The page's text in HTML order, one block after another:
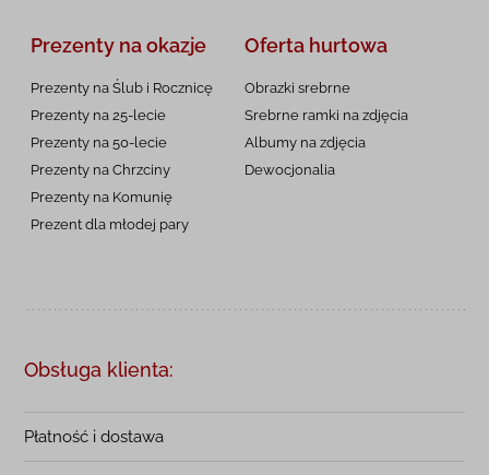
Prezenty na okazje
Prezenty na Ślub i Rocznicę
Prezenty na 25-lecie
Prezenty na 50-lecie
Prezenty na Chrzciny
Prezenty na Komunię
Prezent dla młodej pary
Oferta hurtowa
Obrazki srebrne
Srebrne ramki na zdjęcia
Albumy na zdjęcia
Dewocjonalia
Obsługa klienta:
Płatność i dostawa